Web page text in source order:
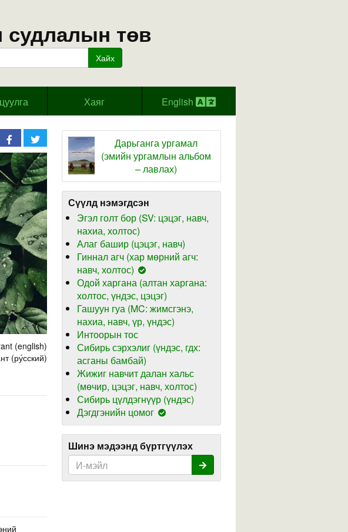
төв
Хайх
Хаяг English
(english)
(ру́сский)
Дарьганга ургамал
(эмийн ургамлын альбом
– лавлах)
Сүүлд нэмэгдсэн
Эгэл голт бор (SV: цэцэг, навч,
нахиа, холтос)
Алаг башир (цэцэг, навч)
Гиннал агч (хар мөрний агч:
навч, холтос)
Одой харгана (алтан харгана:
холтос, үндэс, цэцэг)
Гашуун гуа (MC: жимсгэнэ,
нахиа, навч, үр, үндэс)
Интоорын тос
Сибирь сэрхэлиг (үндэс, гдх:
асганы бамбай)
Жижиг навчит далан хальс
(мөчир, цэцэг, навч, холтос)
Сибирь цүлдэгнүүр (үндэс)
Дэгдгэнийн цомог
Шинэ мэдээнд бүртгүүлэх